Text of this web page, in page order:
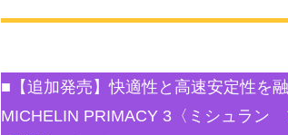
■【追加発売】快適性と高速安定性を
MICHELIN PRIMACY 3〈ミシュラン